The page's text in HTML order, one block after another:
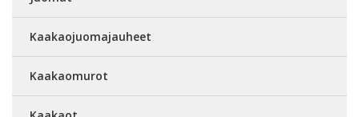
Kaakaojuomajauheet
Kaakaomurot